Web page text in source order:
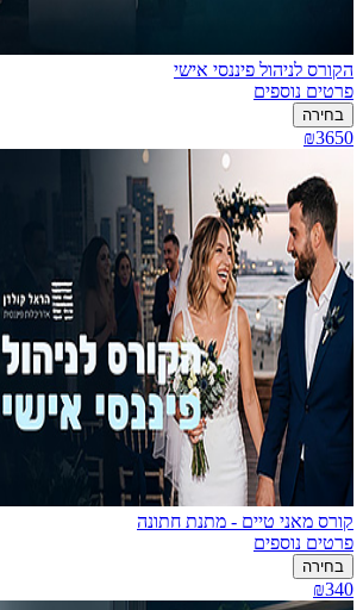
הקורס לניהול פיננסי אישי
פרטים נוספים
בחירה
₪3650
קורס מאני טיים - מתנת חתונה
פרטים נוספים
בחירה
₪340